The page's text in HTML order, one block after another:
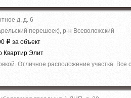
д, д. 6
перешеек), р-н Всеволожский
Р за объект
Квартир Элит
Отличное расположение участка. Все